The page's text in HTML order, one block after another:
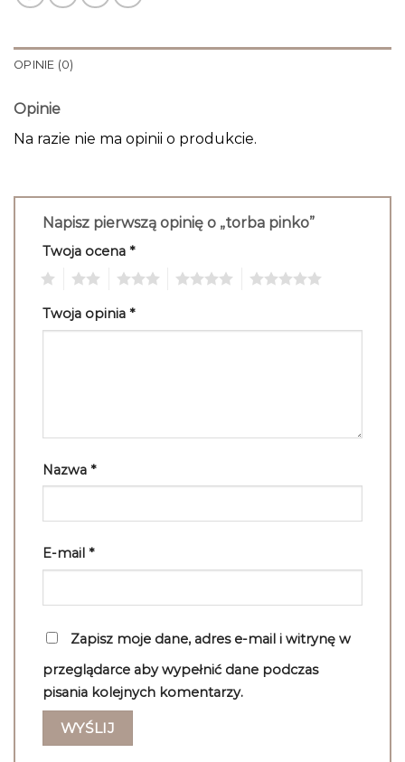
OPINIE (0)
Opinie
Na razie nie ma opinii o produkcie.
Napisz pierwszą opinię o „torba pinko”
Twoja ocena *
Twoja opinia *
Nazwa *
E-mail *
Zapisz moje dane, adres e-mail i witrynę w
przeglądarce aby wypełnić dane podczas
pisania kolejnych komentarzy.